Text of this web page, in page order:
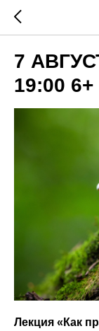
7
19:00
Лекция «Как